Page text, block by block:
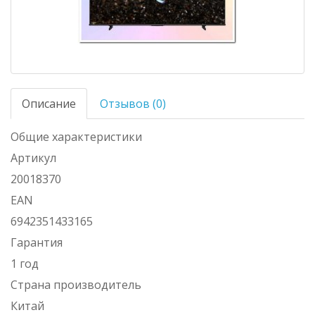
Описание Отзывов (0)
Общие характеристики
Артикул
20018370
EAN
6942351433165
Гарантия
1 год
Страна производитель
Китай